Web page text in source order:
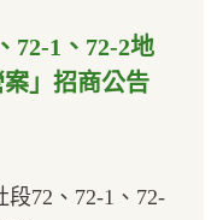
72-1、72-2地
」招商公告
72、72-1、72-